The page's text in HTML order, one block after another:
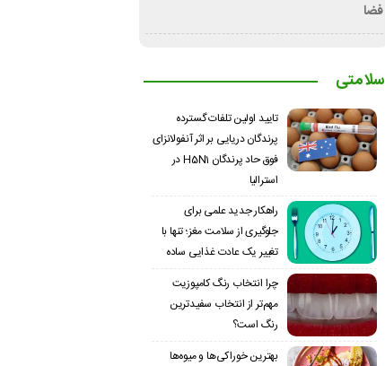
فضا
سلامتی
تایید اولین تلفات گسترده
پرندگان دریایی بر اثر آنفولانزای
فوق حاد پرندگان H5N1 در
استرالیا
راهکار جدید علمی برای
جلوگیری از سلامت مغز؛ تنها با
تغییر یک عادت غذایی ساده
چرا انتخاب رنگ کامپوزیت
مهم‌تر از انتخاب سفیدترین
رنگ است؟
بهترین خوراکی‌ها و میوه‌ها